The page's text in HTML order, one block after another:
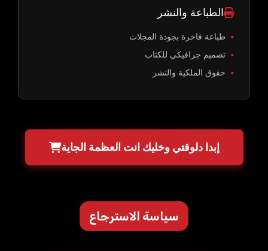
الطباعة والنشر
طباعة فاخرة بجودة المجلات
تصميم جرافيكي للكتاب
حقوق الملكية والنشر
إبدا دلوقتي وخليك انت العظمة الجاية
سياسة الاسترجاع